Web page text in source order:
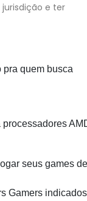
e ter
pra quem busca
seus games de
Gamers indicados